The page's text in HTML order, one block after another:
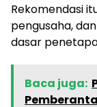
Rekomendasi
pengusaha,
dasar
Baca juga: